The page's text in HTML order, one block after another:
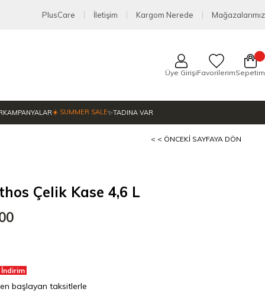
PlusCare İletişim Kargom Nerede Mağazalarımız
Üye GirişiFavorilerimSepetim
KAMPANYALAR☀️ SUMMER SALE✨TADINA VAR
< < ÖNCEKI SAYFAYA DÖN
Çelik Kase 4,6 L
İndirim
başlayan taksitlerle